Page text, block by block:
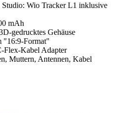
Studio: Wio Tracker L1 inklusive
mAh
gedrucktes Gehäuse
"16:9-Format"
Flex-Kabel Adapter
Muttern, Antennen, Kabel